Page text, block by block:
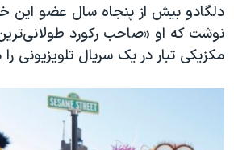
دلگادو بیش از پنجاه سال عضو این
نوشت که او «صاحب رکورد
مکزیکی تبار در یک سریال تلویزیونی را